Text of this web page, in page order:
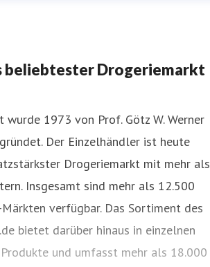
beliebtester Drogeriemarkt
wurde 1973 von Prof. Götz W. Werner
Der Einzelhändler ist heute
Drogeriemarkt mit mehr als
Insgesamt sind mehr als 12.500
verfügbar. Das Sortiment des
bietet darüber hinaus in einzelnen
und umfasst mehr als 18.000